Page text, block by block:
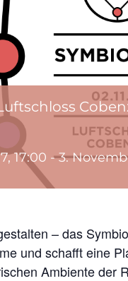
17:00 -3.
– das
und schafft eine
Ambiente der